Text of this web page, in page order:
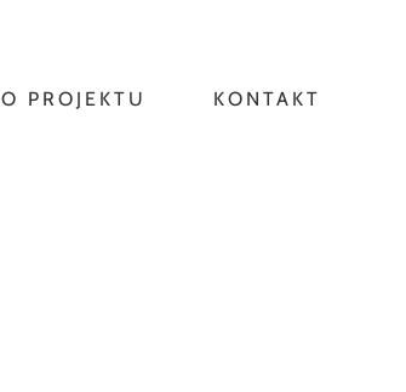
O PROJEKTU KONTAKT